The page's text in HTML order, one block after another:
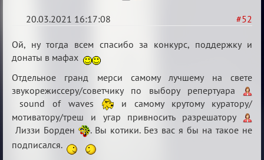
#52
20.03.2021 16:17:08
Re:
ГОЛОС
МАФИИ
(обсуждение)
Ой, ну тогда всем спасибо за конкурс, поддержку и
донаты в мафах
Отдельное гранд мерси самому лучшему на свете
звукорежиссеру/советчику по выбору репертуара
sound of waves
и самому крутому куратору/
мотиватору/треш и угар привносить разрешатору
Лиззи Борден
. Вы котики. Без вас я бы на такое не
подписался.